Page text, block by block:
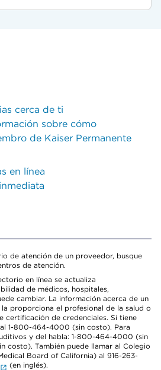
cerca de ti
sobre cómo
de Kaiser Permanente
en línea
de atención de un proveedor, busque
de atención.
en línea se actualiza
de médicos, hospitales,
cambiar. La información acerca de un
proporciona el profesional de la salud o
certificación de credenciales. Si tiene
1-800-464-4000 (sin costo). Para
y del habla: 1-800-464-4000 (sin
costo). También puede llamar al Colegio
Board of California) al 916-263-
(en inglés).